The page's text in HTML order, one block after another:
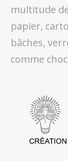
multitude
papier,
bâches,
comme